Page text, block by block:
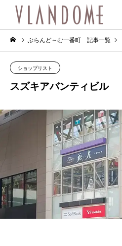
ぶらんど～む一番町 記事一覧
ショップリスト
スズキアバンティビル